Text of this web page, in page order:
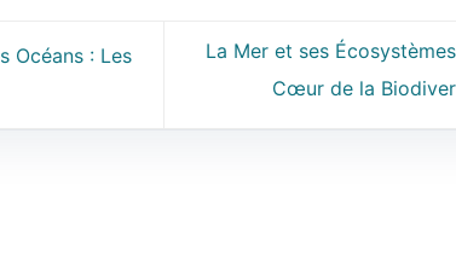
Océans : Les
La Mer et ses
Cœur de la